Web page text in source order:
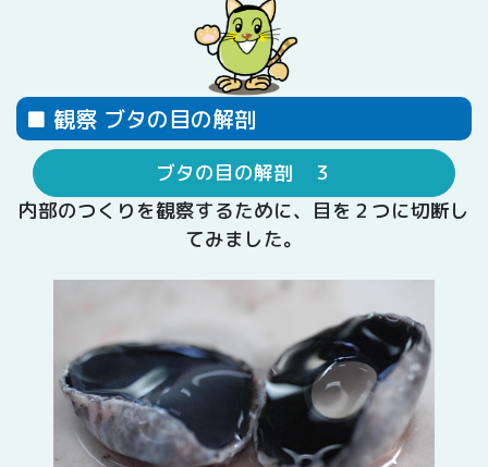
■ 観察 ブタの目の解剖
ブタの目の解剖 ３
内部のつくりを観察するために、目を２つに切断し
てみました。